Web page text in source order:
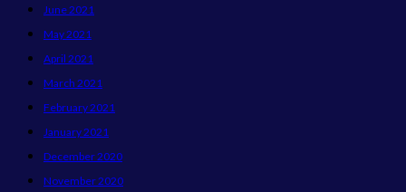
June 2021
May 2021
April 2021
March 2021
February 2021
January 2021
December 2020
November 2020